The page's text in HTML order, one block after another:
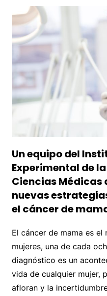
Un equipo del
Experimental de
Ciencias Médicas
nuevas
el cáncer de
El cáncer de mama es
mujeres, una de cada
diagnóstico es un
vida de cualquier mujer,
afloran y la